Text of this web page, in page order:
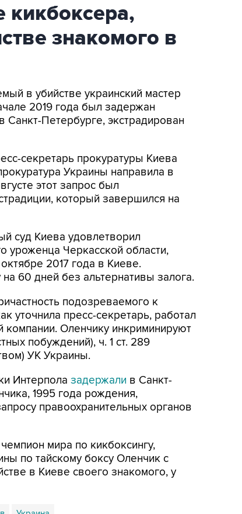
кикбоксера,
знакомого в
в убийстве украинский мастер
2019 года был задержан
Санкт-Петербурге, экстрадирован
секретарь прокуратуры Киева
Украины направила в
этот запрос был
который завершился на
суд Киева удовлетворил
уроженца Черкасской области,
2017 года в Киеве.
60 дней без альтернативы залога.
подозреваемого к
уточнила пресс-секретарь, работал
Оленчику инкриминируют
побуждений), ч. 1 ст. 289
УК Украины.
Интерпола задержали в Санкт-
1995 года рождения,
правоохранительных органов
мира по кикбоксингу,
по тайскому боксу Оленчик с
в Киеве своего знакомого, у